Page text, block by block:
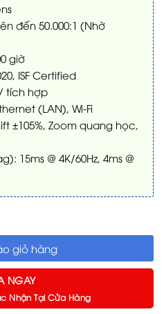
đến 50.000:1 (Nhờ
giờ
ISF Certified
tích hợp
(LAN), Wi-Fi
±105%, Zoom quang học,
15ms @ 4K/60Hz, 4ms @
Max 4K RGB Triple Laser số
giỏ hàng
NGAY
Nhận Tại Cửa Hàng